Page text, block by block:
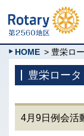
HOME > 豊栄ロ
豊栄ロー
4月9日例会活